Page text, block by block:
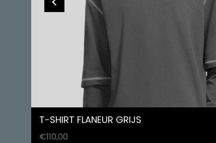
T-SHIRT FLANEUR GRIJS
€110,00